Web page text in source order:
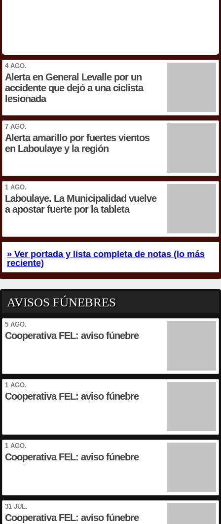
4 AGO.
Alerta en General Levalle por un
accidente que dejó a una ciclista
lesionada
7 AGO.
Alerta amarillo por fuertes vientos
en Laboulaye y la región
1 AGO.
Laboulaye. La Municipalidad vuelve
a apostar fuerte por la tableta
» Ver portada y lista completa de notas (lo más
reciente)
AVISOS FÚNEBRES
5 AGO.
Cooperativa FEL: aviso fúnebre
1 AGO.
Cooperativa FEL: aviso fúnebre
1 AGO.
Cooperativa FEL: aviso fúnebre
31 JUL.
Cooperativa FEL: aviso fúnebre